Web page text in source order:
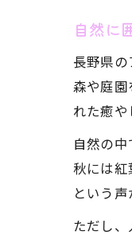
自然に
長野県
森や庭園
れた癒や
自然の
秋には紅
という
ただし